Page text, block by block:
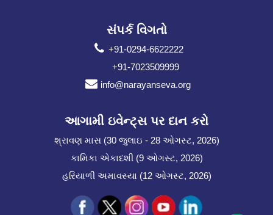
સંપર્ક વિગતો
+91-0294-6622222
+91-7023509999
info@narayanseva.org
આગામી ઇવેન્ટ્સ પર દાન કરો
શ્રાવણ માસ (30 જુલાઇ - 28 ઓગસ્ટ, 2026)
કામિકા એકાદશી (9 ઓગસ્ટ, 2026)
હરિયાળી અમાવસ્યા (12 ઓગસ્ટ, 2026)